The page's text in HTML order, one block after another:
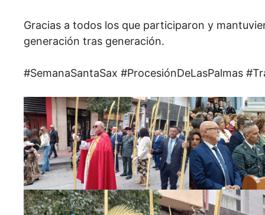
Gracias a todos los que participaron y
generación tras generación.
#SemanaSantaSax #ProcesiónDeLasPalmas